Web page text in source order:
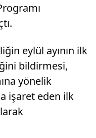
eylül ayının ilk
bildirmesi,
yönelik
işaret eden ilk